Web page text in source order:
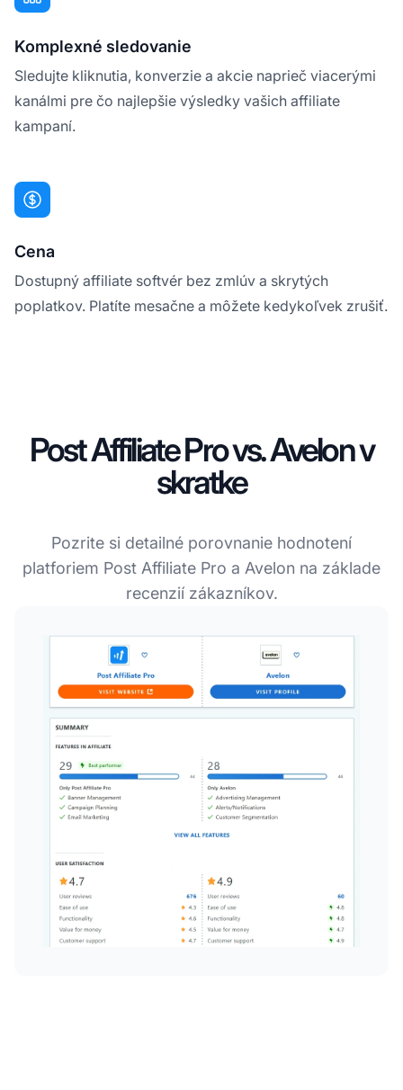
Komplexné sledovanie
Sledujte kliknutia, konverzie a akcie naprieč viacerými
kanálmi pre čo najlepšie výsledky vašich affiliate
kampaní.
Cena
Dostupný affiliate softvér bez zmlúv a skrytých
poplatkov. Platíte mesačne a môžete kedykoľvek zrušiť.
Post Affiliate Pro vs. Avelon v
skratke
Pozrite si detailné porovnanie hodnotení
platforiem Post Affiliate Pro a Avelon na základe
recenzií zákazníkov.